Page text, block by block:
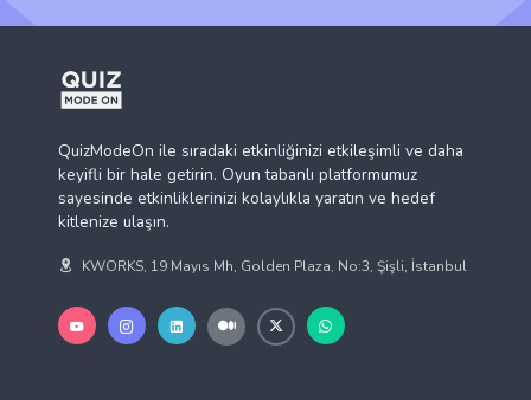
QuizModeOn ile sıradaki etkinliğinizi etkileşimli ve daha
keyifli bir hale getirin. Oyun tabanlı platformumuz
sayesinde etkinliklerinizi kolaylıkla yaratın ve hedef
kitlenize ulaşın.
KWORKS, 19 Mayıs Mh, Golden Plaza, No:3, Şişli, İstanbul